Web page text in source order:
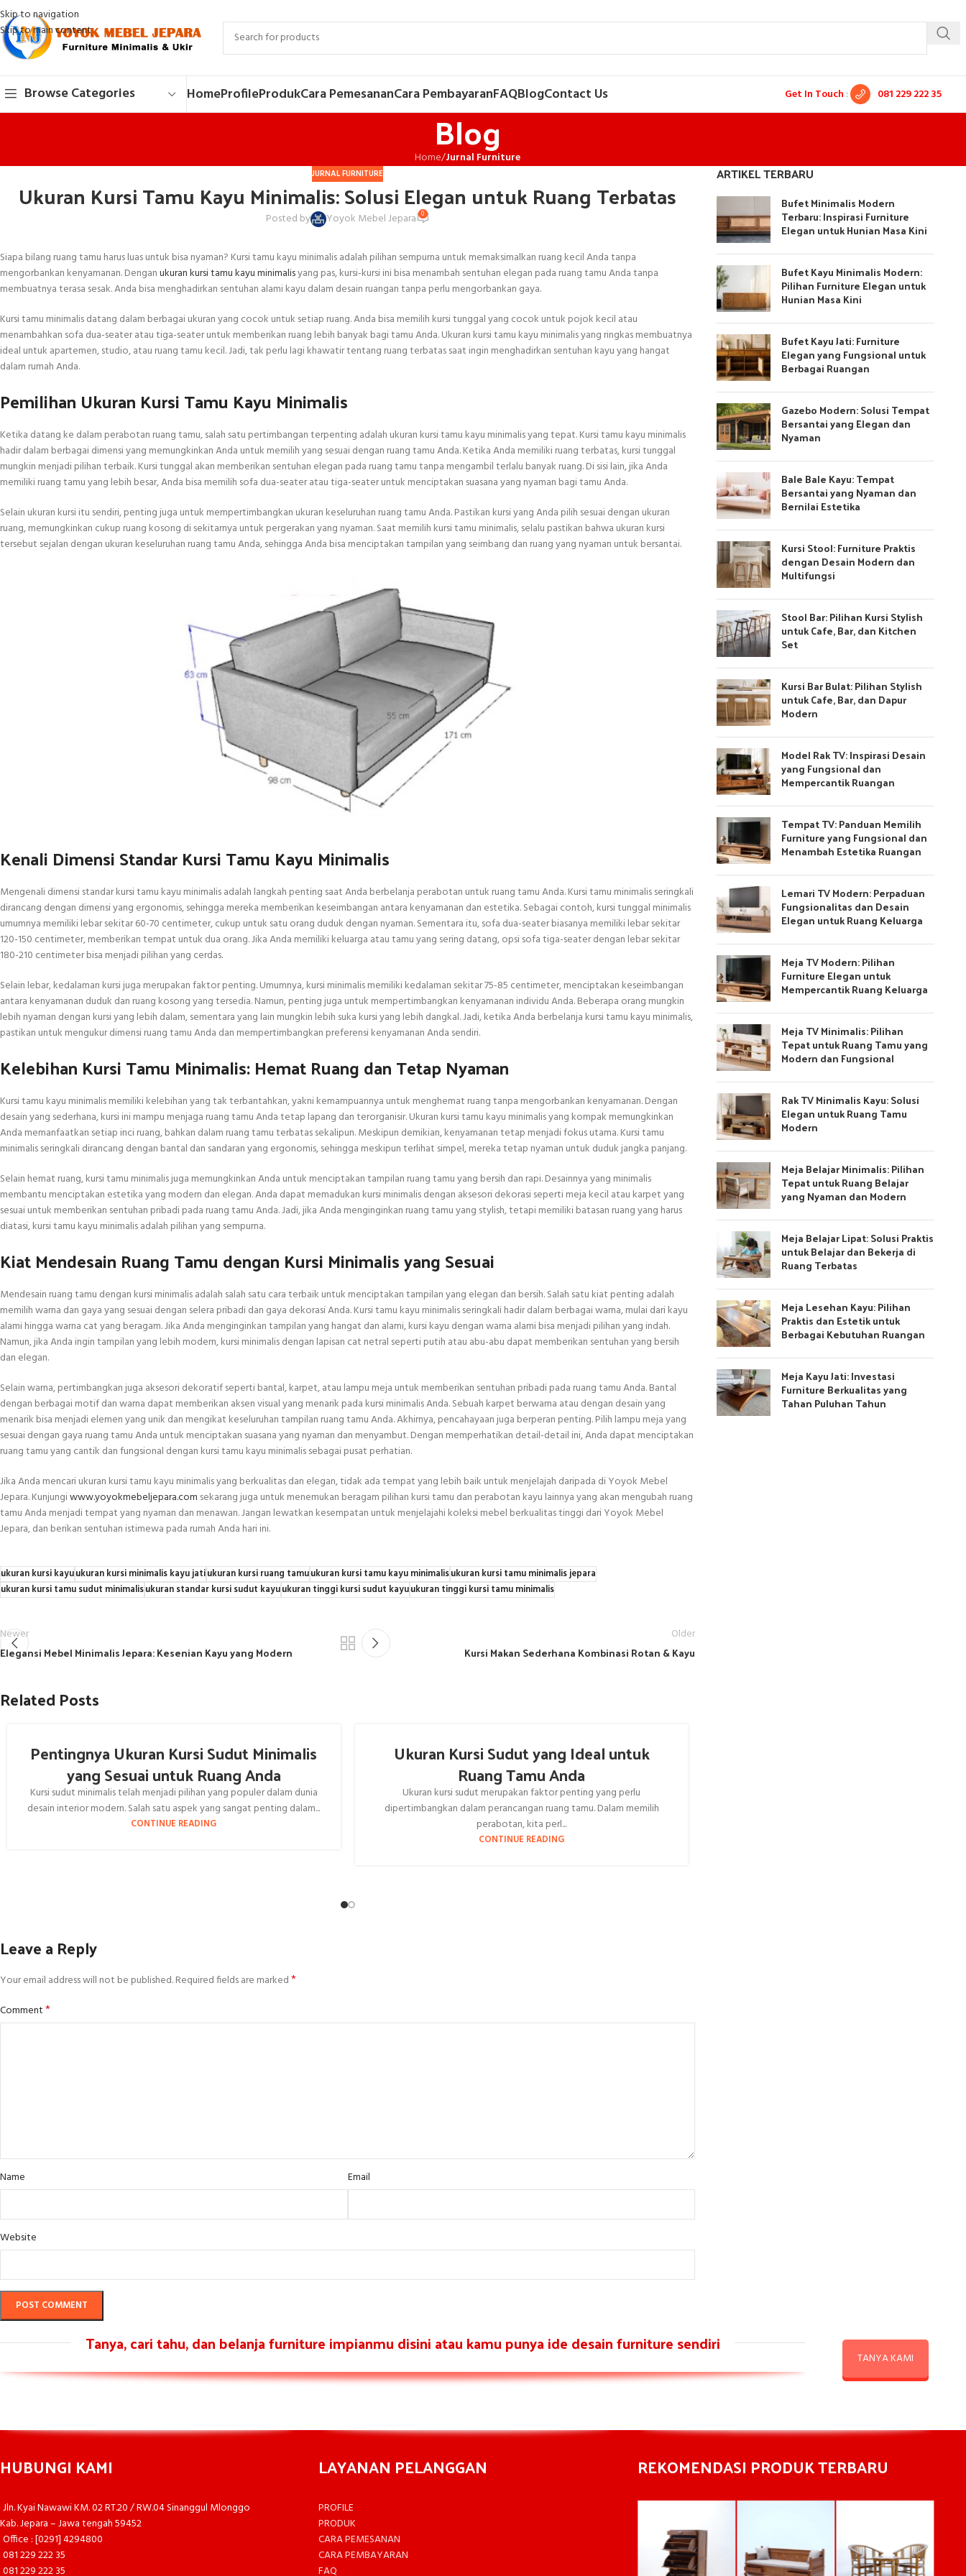
Skip to navigation
Skip to main content
Browse Categories HomeProfileProdukCara PemesananCara PembayaranFAQBlogContact Us Get In Touch : 081 229 222 35
Blog
Home/Jurnal Furniture
JURNAL FURNITURE
Ukuran Kursi Tamu Kayu Minimalis: Solusi Elegan untuk Ruang Terbatas
Posted by Yoyok Mebel Jepara 0
Siapa bilang ruang tamu harus luas untuk bisa nyaman? Kursi tamu kayu minimalis adalah pilihan sempurna untuk memaksimalkan ruang kecil Anda tanpa
mengorbankan kenyamanan. Denganukuran kursi tamu kayu minimalisyang pas, kursi-kursi ini bisa menambah sentuhan elegan pada ruang tamu Anda tanpa
membuatnya terasa sesak. Anda bisa menghadirkan sentuhan alami kayu dalam desain ruangan tanpa perlu mengorbankan gaya.
Kursi tamu minimalis datang dalam berbagai ukuran yang cocok untuk setiap ruang. Anda bisa memilih kursi tunggal yang cocok untuk pojok kecil atau
menambahkan sofa dua-seater atau tiga-seater untuk memberikan ruang lebih banyak bagi tamu Anda. Ukuran kursi tamu kayu minimalis yang ringkas membuatnya
ideal untuk apartemen, studio, atau ruang tamu kecil. Jadi, tak perlu lagi khawatir tentang ruang terbatas saat ingin menghadirkan sentuhan kayu yang hangat
dalam rumah Anda.
Pemilihan Ukuran Kursi Tamu Kayu Minimalis
Ketika datang ke dalam perabotan ruang tamu, salah satu pertimbangan terpenting adalah ukuran kursi tamu kayu minimalis yang tepat. Kursi tamu kayu minimalis
hadir dalam berbagai dimensi yang memungkinkan Anda untuk memilih yang sesuai dengan ruang tamu Anda. Ketika Anda memiliki ruang terbatas, kursi tunggal
mungkin menjadi pilihan terbaik. Kursi tunggal akan memberikan sentuhan elegan pada ruang tamu tanpa mengambil terlalu banyak ruang. Di sisi lain, jika Anda
memiliki ruang tamu yang lebih besar, Anda bisa memilih sofa dua-seater atau tiga-seater untuk menciptakan suasana yang nyaman bagi tamu Anda.
Selain ukuran kursi itu sendiri, penting juga untuk mempertimbangkan ukuran keseluruhan ruang tamu Anda. Pastikan kursi yang Anda pilih sesuai dengan ukuran
ruang, memungkinkan cukup ruang kosong di sekitarnya untuk pergerakan yang nyaman. Saat memilih kursi tamu minimalis, selalu pastikan bahwa ukuran kursi
tersebut sejalan dengan ukuran keseluruhan ruang tamu Anda, sehingga Anda bisa menciptakan tampilan yang seimbang dan ruang yang nyaman untuk bersantai.
Kenali Dimensi Standar Kursi Tamu Kayu Minimalis
Mengenali dimensi standar kursi tamu kayu minimalis adalah langkah penting saat Anda berbelanja perabotan untuk ruang tamu Anda. Kursi tamu minimalis seringkali
dirancang dengan dimensi yang ergonomis, sehingga mereka memberikan keseimbangan antara kenyamanan dan estetika. Sebagai contoh, kursi tunggal minimalis
umumnya memiliki lebar sekitar 60-70 centimeter, cukup untuk satu orang duduk dengan nyaman. Sementara itu, sofa dua-seater biasanya memiliki lebar sekitar
120-150 centimeter, memberikan tempat untuk dua orang. Jika Anda memiliki keluarga atau tamu yang sering datang, opsi sofa tiga-seater dengan lebar sekitar
180-210 centimeter bisa menjadi pilihan yang cerdas.
Selain lebar, kedalaman kursi juga merupakan faktor penting. Umumnya, kursi minimalis memiliki kedalaman sekitar 75-85 centimeter, menciptakan keseimbangan
antara kenyamanan duduk dan ruang kosong yang tersedia. Namun, penting juga untuk mempertimbangkan kenyamanan individu Anda. Beberapa orang mungkin
lebih nyaman dengan kursi yang lebih dalam, sementara yang lain mungkin lebih suka kursi yang lebih dangkal. Jadi, ketika Anda berbelanja kursi tamu kayu minimalis,
pastikan untuk mengukur dimensi ruang tamu Anda dan mempertimbangkan preferensi kenyamanan Anda sendiri.
Kelebihan Kursi Tamu Minimalis: Hemat Ruang dan Tetap Nyaman
Kursi tamu kayu minimalis memiliki kelebihan yang tak terbantahkan, yakni kemampuannya untuk menghemat ruang tanpa mengorbankan kenyamanan. Dengan
desain yang sederhana, kursi ini mampu menjaga ruang tamu Anda tetap lapang dan terorganisir. Ukuran kursi tamu kayu minimalis yang kompak memungkinkan
Anda memanfaatkan setiap inci ruang, bahkan dalam ruang tamu terbatas sekalipun. Meskipun demikian, kenyamanan tetap menjadi fokus utama. Kursi tamu
minimalis seringkali dirancang dengan bantal dan sandaran yang ergonomis, sehingga meskipun terlihat simpel, mereka tetap nyaman untuk duduk jangka panjang.
Selain hemat ruang, kursi tamu minimalis juga memungkinkan Anda untuk menciptakan tampilan ruang tamu yang bersih dan rapi. Desainnya yang minimalis
membantu menciptakan estetika yang modern dan elegan. Anda dapat memadukan kursi minimalis dengan aksesori dekorasi seperti meja kecil atau karpet yang
sesuai untuk memberikan sentuhan pribadi pada ruang tamu Anda. Jadi, jika Anda menginginkan ruang tamu yang stylish, tetapi memiliki batasan ruang yang harus
diatasi, kursi tamu kayu minimalis adalah pilihan yang sempurna.
Kiat Mendesain Ruang Tamu dengan Kursi Minimalis yang Sesuai
Mendesain ruang tamu dengan kursi minimalis adalah salah satu cara terbaik untuk menciptakan tampilan yang elegan dan bersih. Salah satu kiat penting adalah
memilih warna dan gaya yang sesuai dengan selera pribadi dan gaya dekorasi Anda. Kursi tamu kayu minimalis seringkali hadir dalam berbagai warna, mulai dari kayu
alami hingga warna cat yang beragam. Jika Anda menginginkan tampilan yang hangat dan alami, kursi kayu dengan warna alami bisa menjadi pilihan yang indah.
Namun, jika Anda ingin tampilan yang lebih modern, kursi minimalis dengan lapisan cat netral seperti putih atau abu-abu dapat memberikan sentuhan yang bersih
dan elegan.
Selain warna, pertimbangkan juga aksesori dekoratif seperti bantal, karpet, atau lampu meja untuk memberikan sentuhan pribadi pada ruang tamu Anda. Bantal
dengan berbagai motif dan warna dapat memberikan aksen visual yang menarik pada kursi minimalis Anda. Sebuah karpet berwarna atau dengan desain yang
menarik bisa menjadi elemen yang unik dan mengikat keseluruhan tampilan ruang tamu Anda. Akhirnya, pencahayaan juga berperan penting. Pilih lampu meja yang
sesuai dengan gaya ruang tamu Anda untuk menciptakan suasana yang nyaman dan menyambut. Dengan memperhatikan detail-detail ini, Anda dapat menciptakan
ruang tamu yang cantik dan fungsional dengan kursi tamu kayu minimalis sebagai pusat perhatian.
Jika Anda mencari ukuran kursi tamu kayu minimalis yang berkualitas dan elegan, tidak ada tempat yang lebih baik untuk menjelajah daripada di Yoyok Mebel
Jepara. Kunjungiwww.yoyokmebeljepara.com sekarang juga untuk menemukan beragam pilihan kursi tamu dan perabotan kayu lainnya yang akan mengubah ruang
tamu Anda menjadi tempat yang nyaman dan menawan. Jangan lewatkan kesempatan untuk menjelajahi koleksi mebel berkualitas tinggi dari Yoyok Mebel
Jepara, dan berikan sentuhan istimewa pada rumah Anda hari ini.
ukuran kursi kayuukuran kursi minimalis kayu jatiukuran kursi ruang tamuukuran kursi tamu kayu minimalisukuran kursi tamu minimalis jepara
ukuran kursi tamu sudut minimalisukuran standar kursi sudut kayuukuran tinggi kursi sudut kayuukuran tinggi kursi tamu minimalis
Newer
Elegansi Mebel Minimalis Jepara: Kesenian Kayu yang Modern
Older
Kursi Makan Sederhana Kombinasi Rotan & Kayu
Related Posts
Pentingnya Ukuran Kursi Sudut Minimalis
yang Sesuai untuk Ruang Anda
Kursi sudut minimalis telah menjadi pilihan yang populer dalam dunia
desain interior modern. Salah satu aspek yang sangat penting dalam...
CONTINUE READING
Ukuran Kursi Sudut yang Ideal untuk
Ruang Tamu Anda
Ukuran kursi sudut merupakan faktor penting yang perlu
dipertimbangkan dalam perancangan ruang tamu. Dalam memilih
perabotan, kita perl...
CONTINUE READING
Leave a Reply
Your email address will not be published.Required fields are marked*
Comment*
Name Email
Website
ARTIKEL TERBARU
Bufet Minimalis Modern
Terbaru: Inspirasi Furniture
Elegan untuk Hunian Masa Kini
Bufet Kayu Minimalis Modern:
Pilihan Furniture Elegan untuk
Hunian Masa Kini
Bufet Kayu Jati: Furniture
Elegan yang Fungsional untuk
Berbagai Ruangan
Gazebo Modern: Solusi Tempat
Bersantai yang Elegan dan
Nyaman
Bale Bale Kayu: Tempat
Bersantai yang Nyaman dan
Bernilai Estetika
Kursi Stool: Furniture Praktis
dengan Desain Modern dan
Multifungsi
Stool Bar: Pilihan Kursi Stylish
untuk Cafe, Bar, dan Kitchen
Set
Kursi Bar Bulat: Pilihan Stylish
untuk Cafe, Bar, dan Dapur
Modern
Model Rak TV: Inspirasi Desain
yang Fungsional dan
Mempercantik Ruangan
Tempat TV: Panduan Memilih
Furniture yang Fungsional dan
Menambah Estetika Ruangan
Lemari TV Modern: Perpaduan
Fungsionalitas dan Desain
Elegan untuk Ruang Keluarga
Meja TV Modern: Pilihan
Furniture Elegan untuk
Mempercantik Ruang Keluarga
Meja TV Minimalis: Pilihan
Tepat untuk Ruang Tamu yang
Modern dan Fungsional
Rak TV Minimalis Kayu: Solusi
Elegan untuk Ruang Tamu
Modern
Meja Belajar Minimalis: Pilihan
Tepat untuk Ruang Belajar
yang Nyaman dan Modern
Meja Belajar Lipat: Solusi Praktis
untuk Belajar dan Bekerja di
Ruang Terbatas
Meja Lesehan Kayu: Pilihan
Praktis dan Estetik untuk
Berbagai Kebutuhan Ruangan
Meja Kayu Jati: Investasi
Furniture Berkualitas yang
Tahan Puluhan Tahun
Tanya, cari tahu, dan belanja furniture impianmu disini atau kamu punya ide desain furniture sendiri
TANYA KAMI
HUBUNGI KAMI
Jln. Kyai Nawawi KM. 02 RT.20 / RW.04 Sinanggul Mlonggo
Kab. Jepara – Jawa tengah 59452
Office : [0291] 4294800
081 229 222 35
081 229 222 35
LAYANAN PELANGGAN
PROFILE
PRODUK
CARA PEMESANAN
CARA PEMBAYARAN
FAQ
REKOMENDASI PRODUK TERBARU